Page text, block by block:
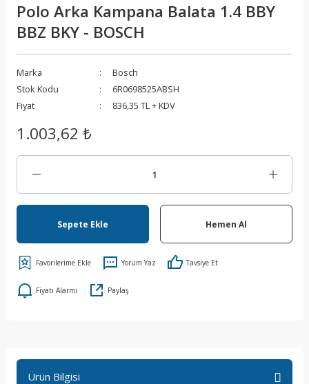
Polo Arka Kampana Balata 1.4 BBY
BBZ BKY - BOSCH
Marka
Bosch
Stok Kodu
6R0698525ABSH
Fiyat
836,35 TL + KDV
1.003,62 ₺
Sepete Ekle Hemen Al
Yorum Yaz Tavsiye Et
Fiyatı Alarmı Paylaş
Ürün Bilgisi